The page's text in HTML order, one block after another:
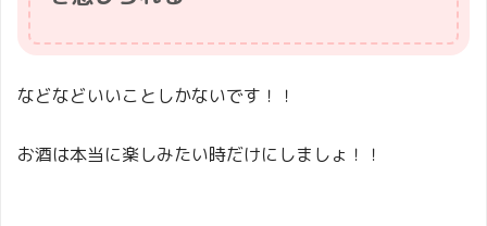
などなどいいことしかないです！！
お酒は本当に楽しみたい時だけにしましょ！！